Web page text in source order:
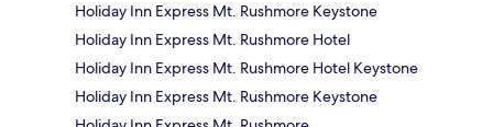
Holiday Inn Express Mt. Rushmore Keystone
Holiday Inn Express Mt. Rushmore Hotel
Holiday Inn Express Mt. Rushmore Hotel Keystone
Holiday Inn Express Mt. Rushmore Keystone